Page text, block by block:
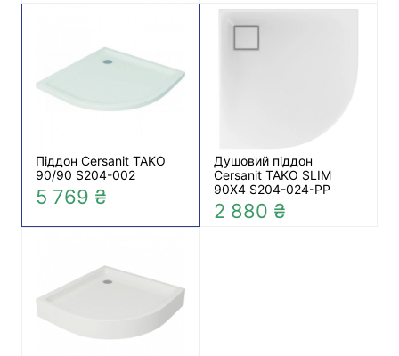
Піддон Cersanit TAKO
90/90 S204-002
5 769 ₴
Душовий піддон
Cersanit TAKO SLIM
90X4 S204-024-PP
2 880 ₴